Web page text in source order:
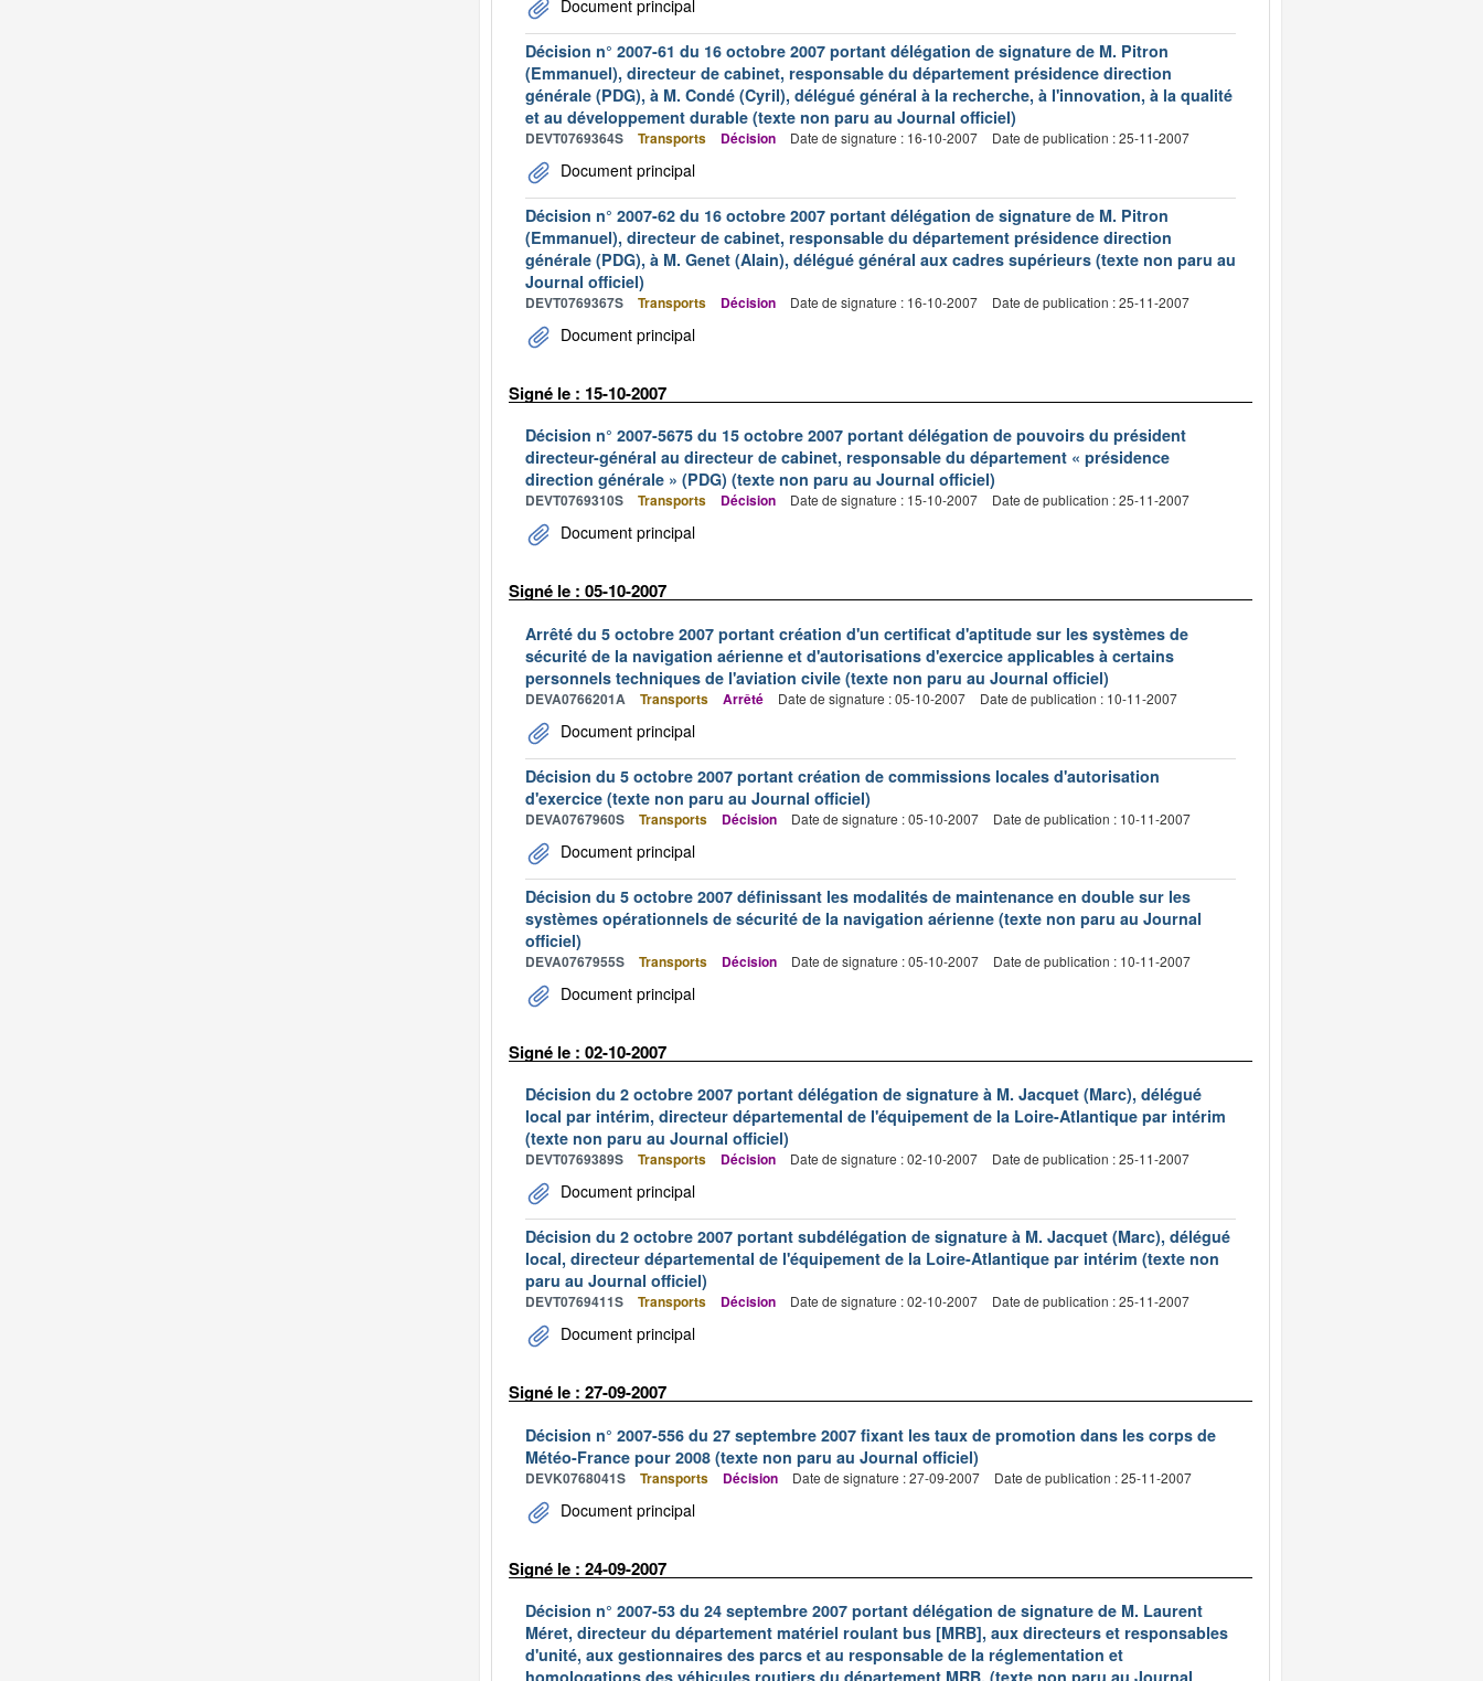
Document principal
Décision n° 2007-61 du 16 octobre 2007 portant délégation de signature de M. Pitron
(Emmanuel), directeur de cabinet, responsable du département présidence direction
générale (PDG), à M. Condé (Cyril), délégué général à la recherche, à l'innovation, à la qualité
et au développement durable (texte non paru au Journal officiel)
DEVT0769364S Transports Décision Date de signature : 16-10-2007 Date de publication : 25-11-2007
Document principal
Décision n° 2007-62 du 16 octobre 2007 portant délégation de signature de M. Pitron
(Emmanuel), directeur de cabinet, responsable du département présidence direction
générale (PDG), à M. Genet (Alain), délégué général aux cadres supérieurs (texte non paru au
Journal officiel)
DEVT0769367S Transports Décision Date de signature : 16-10-2007 Date de publication : 25-11-2007
Document principal
Signé le : 15-10-2007
Décision n° 2007-5675 du 15 octobre 2007 portant délégation de pouvoirs du président
directeur-général au directeur de cabinet, responsable du département « présidence
direction générale » (PDG) (texte non paru au Journal officiel)
DEVT0769310S Transports Décision Date de signature : 15-10-2007 Date de publication : 25-11-2007
Document principal
Signé le : 05-10-2007
Arrêté du 5 octobre 2007 portant création d'un certificat d'aptitude sur les systèmes de
sécurité de la navigation aérienne et d'autorisations d'exercice applicables à certains
personnels techniques de l'aviation civile (texte non paru au Journal officiel)
DEVA0766201A Transports Arrêté Date de signature : 05-10-2007 Date de publication : 10-11-2007
Document principal
Décision du 5 octobre 2007 portant création de commissions locales d'autorisation
d'exercice (texte non paru au Journal officiel)
DEVA0767960S Transports Décision Date de signature : 05-10-2007 Date de publication : 10-11-2007
Document principal
Décision du 5 octobre 2007 définissant les modalités de maintenance en double sur les
systèmes opérationnels de sécurité de la navigation aérienne (texte non paru au Journal
officiel)
DEVA0767955S Transports Décision Date de signature : 05-10-2007 Date de publication : 10-11-2007
Document principal
Signé le : 02-10-2007
Décision du 2 octobre 2007 portant délégation de signature à M. Jacquet (Marc), délégué
local par intérim, directeur départemental de l'équipement de la Loire-Atlantique par intérim
(texte non paru au Journal officiel)
DEVT0769389S Transports Décision Date de signature : 02-10-2007 Date de publication : 25-11-2007
Document principal
Décision du 2 octobre 2007 portant subdélégation de signature à M. Jacquet (Marc), délégué
local, directeur départemental de l'équipement de la Loire-Atlantique par intérim (texte non
paru au Journal officiel)
DEVT0769411S Transports Décision Date de signature : 02-10-2007 Date de publication : 25-11-2007
Document principal
Signé le : 27-09-2007
Décision n° 2007-556 du 27 septembre 2007 fixant les taux de promotion dans les corps de
Météo-France pour 2008 (texte non paru au Journal officiel)
DEVK0768041S Transports Décision Date de signature : 27-09-2007 Date de publication : 25-11-2007
Document principal
Signé le : 24-09-2007
Décision n° 2007-53 du 24 septembre 2007 portant délégation de signature de M. Laurent
Méret, directeur du département matériel roulant bus [MRB], aux directeurs et responsables
d'unité, aux gestionnaires des parcs et au responsable de la réglementation et
homologations des véhicules routiers du département MRB. (texte non paru au Journal